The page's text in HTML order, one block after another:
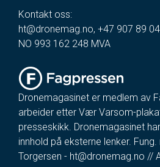
Kontakt oss:
ht@dronemag.no, +47 907 89
NO 993 162 248 MVA
Dronemagasinet er medlem av
arbeider etter Vær Varsom-
presseskikk. Dronemagasinet
innhold på eksterne lenker.
Torgersen - ht@dronemag.no //